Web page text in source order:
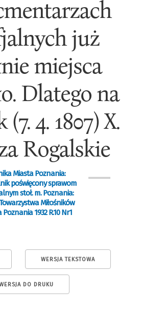
już
miejsca
Dlatego na
4. 1807) X.
Rogalskie
Miasta Poznania:
poświęcony sprawom
stoł. m. Poznania:
Miłośników
Poznania 1932 R.10 Nr1
WERSJA TEKSTOWA
DO DRUKU